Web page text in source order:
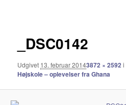
_DSC0142
Udgivet 13. februar 20143872 × 2592 i
Højskole – oplevelser fra Ghana